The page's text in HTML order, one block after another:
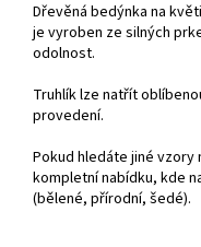
Dřevěná bedýnka na
je vyroben ze silných
odolnost.
Truhlík lze natřít
provedení.
Pokud hledáte jiné vzory
kompletní nabídku, kde
(bělené, přírodní, šedé).